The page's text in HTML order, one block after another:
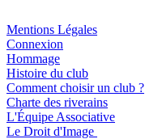
Mentions Légales
Connexion
Hommage
Histoire du club
Comment choisir un club ?
Charte des riverains
L'Équipe Associative
Le Droit d'Image